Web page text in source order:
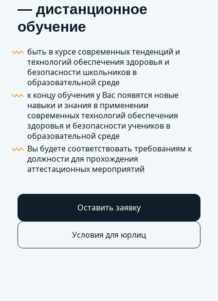
— дистанционное
обучение
быть в курсе современных тенденций и
технологий обеспечения здоровья и
безопасности школьников в
образовательной среде
к концу обучения у Вас появятся новые
навыки и знания в применении
современных технологий обеспечения
здоровья и безопасности учеников в
образовательной среде
Вы будете соответствовать требованиям к
должности для прохождения
аттестационных мероприятий
Оставить заявку
Условия для юрлиц